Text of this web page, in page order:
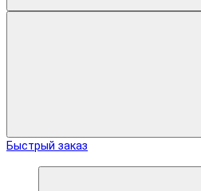
Быстрый заказ